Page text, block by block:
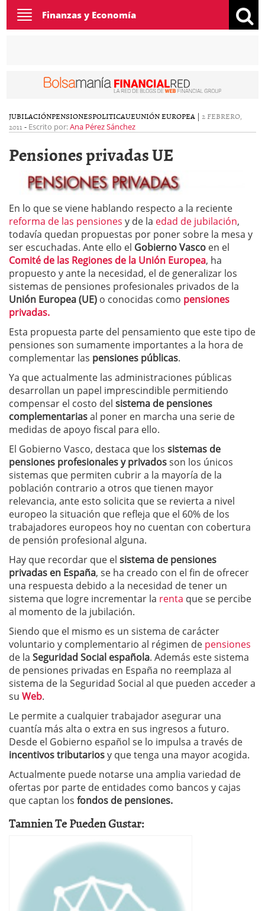
Toggle
navigation
Finanzas y Economía
JUBILACIÓNPENSIONESPOLITICAUEUNIÓN EUROPEA | 2 FEBRERO,
2011 - Escrito por:Ana Pérez Sánchez
Pensiones privadas UE
En lo que se viene hablando respecto a la reciente
reforma de las pensiones y de la edad de jubilación,
todavía quedan propuestas por poner sobre la mesa y
ser escuchadas. Ante ello el Gobierno Vasco en el
Comité de las Regiones de la Unión Europea, ha
propuesto y ante la necesidad, el de generalizar los
sistemas de pensiones profesionales privados de la
Unión Europea (UE) o conocidas como pensiones
privadas.
Esta propuesta parte del pensamiento que este tipo de
pensiones son sumamente importantes a la hora de
complementar las pensiones públicas.
Ya que actualmente las administraciones públicas
desarrollan un papel imprescindible permitiendo
compensar el costo del sistema de pensiones
complementariasal poner en marcha una serie de
medidas de apoyo fiscal para ello.
El Gobierno Vasco, destaca que los sistemas de
pensiones profesionales y privadosson los únicos
sistemas que permiten cubrir a la mayoría de la
población contrario a otros que tienen mayor
relevancia, ante esto solicita que se revierta a nivel
europeo la situación que refleja que el 60% de los
trabajadores europeos hoy no cuentan con cobertura
de pensión profesional alguna.
Hay que recordar que el sistema de pensiones
privadas en España, se ha creado con el fin de ofrecer
una respuesta debido a la necesidad de tener un
sistema que logre incrementar la renta que se percibe
al momento de la jubilación.
Siendo que el mismo es un sistema de carácter
voluntario y complementario al régimen de pensiones
de la Seguridad Social española. Además este sistema
de pensiones privadas en España no reemplaza al
sistema de la Seguridad Social al que pueden acceder a
su Web.
Le permite a cualquier trabajador asegurar una
cuantía más alta o extra en sus ingresos a futuro.
Desde el Gobierno español se lo impulsa a través de
incentivos tributariosy que tenga una mayor acogida.
Actualmente puede notarse una amplia variedad de
ofertas por parte de entidades como bancos y cajas
que captan los fondos de pensiones.
Tamnien Te Pueden Gustar: